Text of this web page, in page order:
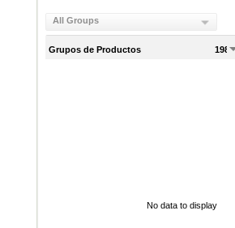
All Groups
Grupos de Productos 1988
No data to display